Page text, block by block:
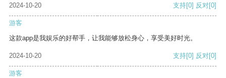
2024-10-20 支持[0] 反对[0]
游客
这款app是我娱乐的好帮手，让我能够放松身心，享受美好时光。
2024-10-20 支持[0] 反对[0]
游客